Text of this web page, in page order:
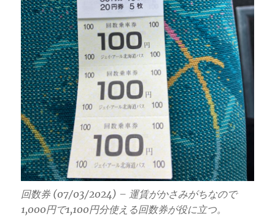
回数券 (07/03/2024) – 運賃がかさみがちなので
1,000円で1,100円分使える回数券が役に立つ。